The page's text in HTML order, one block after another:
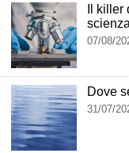
Il
07/08/
Dove
31/07/